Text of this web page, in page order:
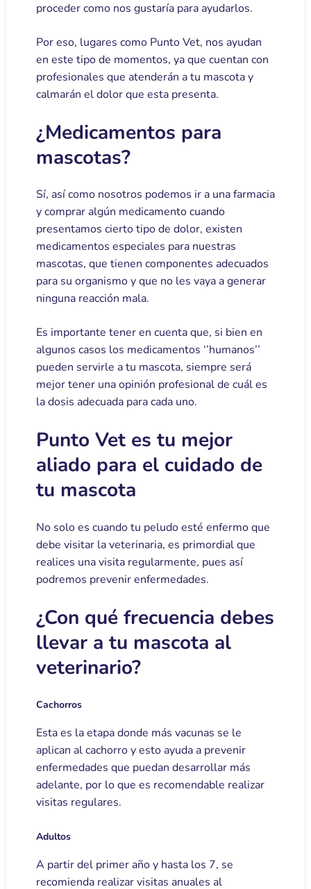
proceder como nos gustaría para ayudarlos.
Por eso, lugares como Punto Vet, nos ayudan
en este tipo de momentos, ya que cuentan con
profesionales que atenderán a tu mascota y
calmarán el dolor que esta presenta.
¿Medicamentos para
mascotas?
Sí, así como nosotros podemos ir a una farmacia
y comprar algún medicamento cuando
presentamos cierto tipo de dolor, existen
medicamentos especiales para nuestras
mascotas, que tienen componentes adecuados
para su organismo y que no les vaya a generar
ninguna reacción mala.
Es importante tener en cuenta que, si bien en
algunos casos los medicamentos ‘’humanos’’
pueden servirle a tu mascota, siempre será
mejor tener una opinión profesional de cuál es
la dosis adecuada para cada uno.
Punto Vet es tu mejor
aliado para el cuidado de
tu mascota
No solo es cuando tu peludo esté enfermo que
debe visitar la veterinaria, es primordial que
realices una visita regularmente, pues así
podremos prevenir enfermedades.
¿Con qué frecuencia debes
llevar a tu mascota al
veterinario?
Cachorros
Esta es la etapa donde más vacunas se le
aplican al cachorro y esto ayuda a prevenir
enfermedades que puedan desarrollar más
adelante, por lo que es recomendable realizar
visitas regulares.
Adultos
A partir del primer año y hasta los 7, se
recomienda realizar visitas anuales al